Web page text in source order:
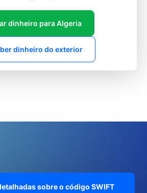
dinheiro para Algeria
dinheiro do exterior
sobre o código SWIFT